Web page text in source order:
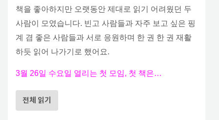
책을 좋아하지만 오랫동안 제대로 읽기 어려웠던 두
사람이 모였습니다. 빈고 사람들과 자주 보고 싶은 핑
계 겸 좋은 사람들과 서로 응원하며 한 권 한 권 재활
하듯 읽어 나가기로 했어요.
3월 26일 수요일 열리는 첫 모임, 첫 책은…
전체 읽기